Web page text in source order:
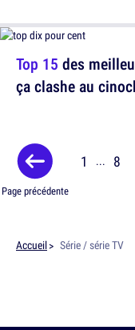
Top 15 des
ça clashe au
Page précédente
1 ... 8
Accueil Série / série TV